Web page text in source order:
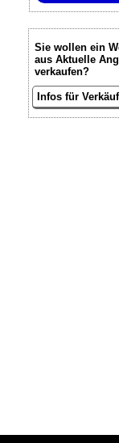
Sie wollen ein
aus Aktuelle
verkaufen?
Infos für